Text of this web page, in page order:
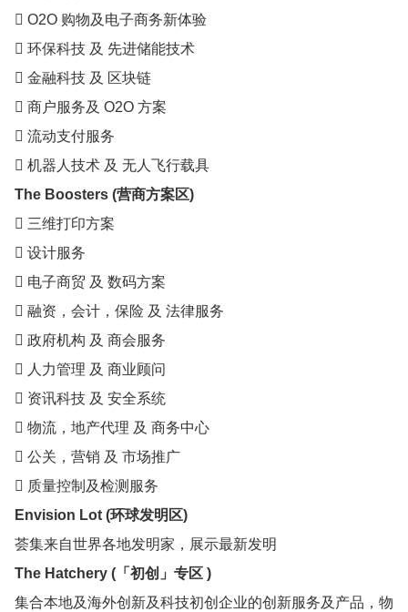
 O2O 购物及电子商务新体验
 环保科技 及 先进储能技术
 金融科技 及 区块链
 商户服务及 O2O 方案
 流动支付服务
 机器人技术 及 无人飞行载具
The Boosters (营商方案区)
 三维打印方案
 设计服务
 电子商贸 及 数码方案
 融资，会计，保险 及 法律服务
 政府机构 及 商会服务
 人力管理 及 商业顾问
 资讯科技 及 安全系统
 物流，地产代理 及 商务中心
 公关，营销 及 市场推广
 质量控制及检测服务
Envision Lot (环球发明区)
荟集来自世界各地发明家，展示最新发明
The Hatchery (「初创」专区 )
集合本地及海外创新及科技初创企业的创 新服务及产品，物